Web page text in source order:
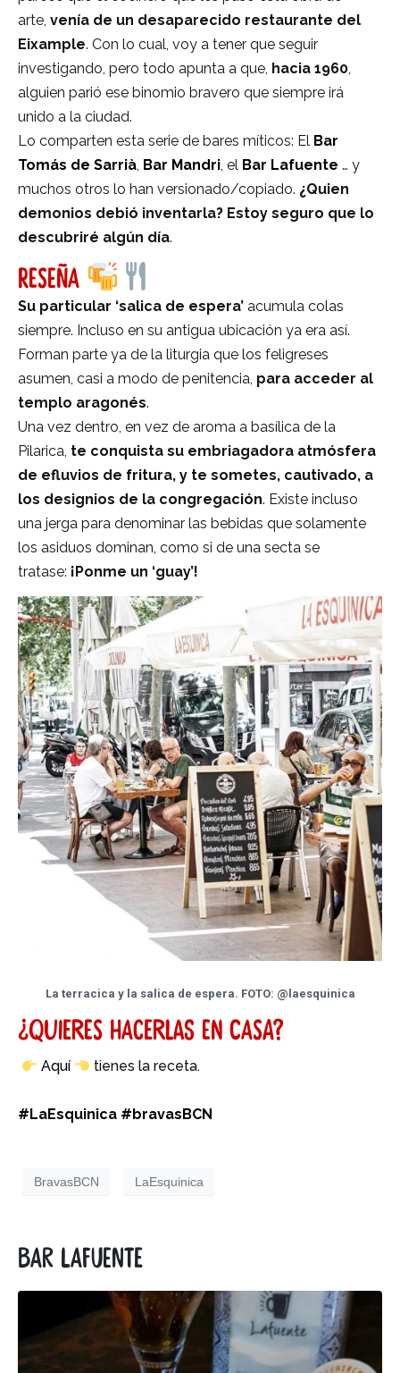
arte, venía de un desaparecido restaurante del
Eixample. Con lo cual, voy a tener que seguir
investigando, pero todo apunta a que, hacia 1960,
alguien parió ese binomio bravero que siempre irá
unido a la ciudad.
Lo comparten esta serie de bares míticos: El Bar
Tomás de Sarrià, Bar Mandri, el Bar Lafuente … y
muchos otros lo han versionado/copiado. ¿Quien
demonios debió inventarla? Estoy seguro que lo
descubriré algún día.
RESEÑA
Su particular ‘salica de espera’ acumula colas
siempre. Incluso en su antigua ubicación ya era así.
Forman parte ya de la liturgia que los feligreses
asumen, casi a modo de penitencia, para acceder al
templo aragonés.
Una vez dentro, en vez de aroma a basílica de la
Pilarica, te conquista su embriagadora atmósfera
de efluvios de fritura, y te sometes, cautivado, a
los designios de la congregación. Existe incluso
una jerga para denominar las bebidas que solamente
los asiduos dominan, como si de una secta se
tratase: ¡Ponme un ‘guay’!
La terracica y la salica de espera. FOTO: @laesquinica​
¿Quieres hacerlas en casa?
Aquí tienes la receta.
#LaEsquinica #bravasBCN
BravasBCN LaEsquinica
Bar Lafuente